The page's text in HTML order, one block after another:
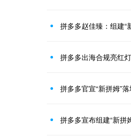
拼多多赵佳臻：组建“
拼多多出海合规亮红
拼多多官宣“新拼姆”
拼多多宣布组建“新拼